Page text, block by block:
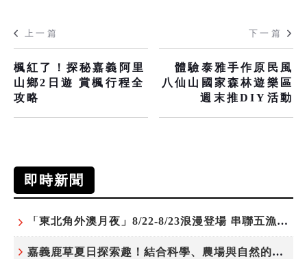
上一篇
楓紅了！探秘嘉義阿里
山鄉2日遊 賞楓行程全
攻略
下一篇
體驗泰雅手作原民風
八仙山國家森林遊樂區
週末推DIY活動
即時新聞
「東北角外澳月夜」8/22-8/23浪漫登場 串聯五漁村、音樂、市集、火舞與慢旅共度夏夜
嘉義鹿草夏日探索趣！結合科學、農場與自然的親子小旅行